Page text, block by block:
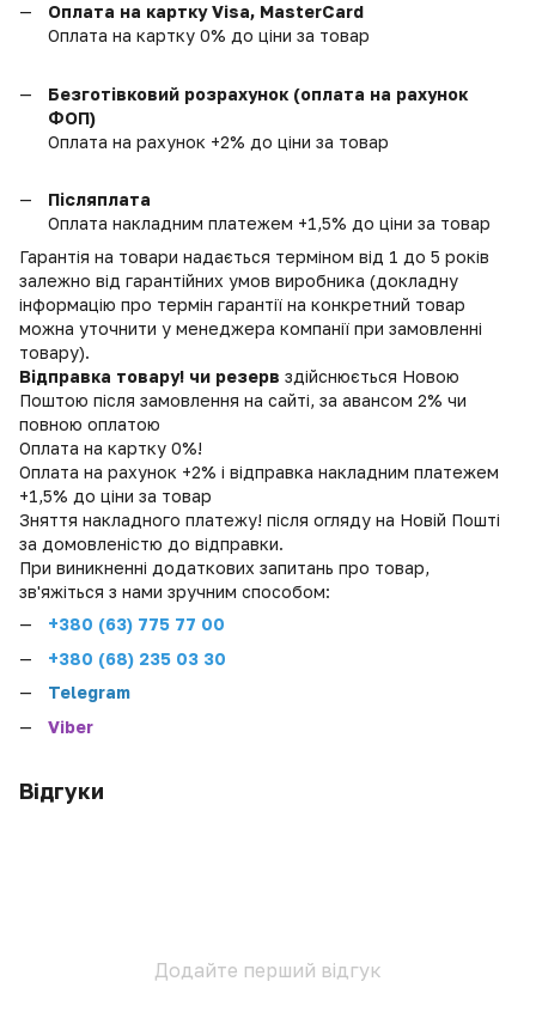
Оплата на картку Visa, MasterCard
Оплата на картку 0% до ціни за товар
Безготівковий розрахунок (оплата на рахунок
ФОП)
Оплата на рахунок +2% до ціни за товар
Післяплата
Оплата накладним платежем +1,5% до ціни за товар
Гарантія на товари надається терміном від 1 до 5 років
залежно від гарантійних умов виробника (докладну
інформацію про термін гарантії на конкретний товар
можна уточнити у менеджера компанії при замовленні
товару).
Відправка товару! чи резерв здійснюється Новою
Поштою після замовлення на сайті, за авансом 2% чи
повною оплатою
Оплата на картку 0%!
Оплата на рахунок +2% і відправка накладним платежем
+1,5% до ціни за товар
Зняття накладного платежу! після огляду на Новій Пошті
за домовленістю до відправки.
При виникненні додаткових запитань про товар,
зв'яжіться з нами зручним способом:
+380 (63) 775 77 00
+380 (68) 235 03 30
Telegram
Viber
Відгуки
Додайте перший відгук